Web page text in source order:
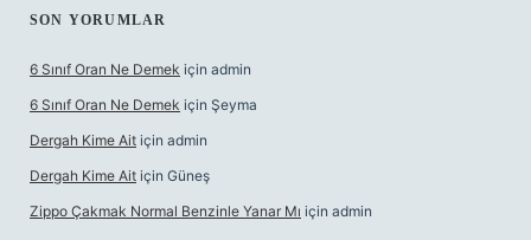
SON YORUMLAR
6 Sınıf Oran Ne Demek için admin
6 Sınıf Oran Ne Demek için Şeyma
Dergah Kime Ait için admin
Dergah Kime Ait için Güneş
Zippo Çakmak Normal Benzinle Yanar Mı için admin